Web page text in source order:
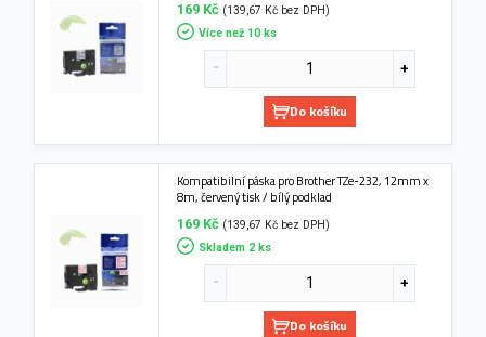
169 Kč (139,67 Kč bez DPH)
Více než 10 ks
Do košíku
Kompatibilní páska pro Brother TZe-232, 12mm x
8m, červený tisk / bílý podklad
169 Kč (139,67 Kč bez DPH)
Skladem 2 ks
Do košíku